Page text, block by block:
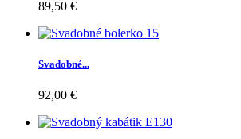
89,50 €
Svadobné...
92,00 €